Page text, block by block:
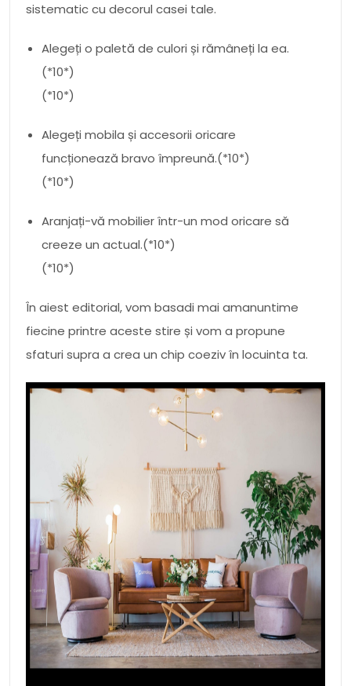
sistematic cu decorul casei tale.
Alegeți o paletă de culori și rămâneți la ea.
(*10*)
(*10*)
Alegeți mobila și accesorii oricare
funcționează bravo împreună.(*10*)
(*10*)
Aranjați-vă mobilier într-un mod oricare să
creeze un actual.(*10*)
(*10*)
În aiest editorial, vom basadi mai amanuntime
fiecine printre aceste stire și vom a propune
sfaturi supra a crea un chip coeziv în locuinta ta.